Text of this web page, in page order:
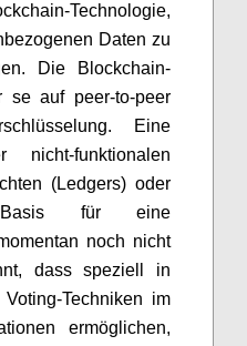
Technologie,
Daten zu
Die Blockchain-
se auf peer-to-peer
Eine
funktionalen
(Ledgers) oder
für eine
noch nicht
dass speziell in
Techniken im
ermöglichen,